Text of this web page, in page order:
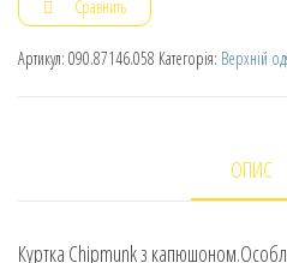
Сравнить
Артикул: 090.87146.058 Категорія: Верхній
ОПИС
Куртка Chipmunk з